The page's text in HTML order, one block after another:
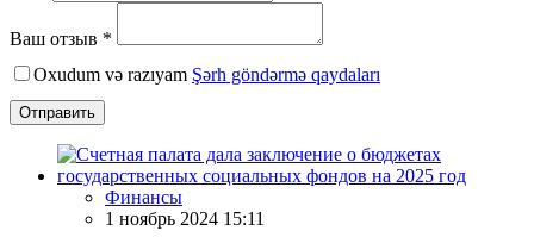
Ваш отзыв *
Oxudum və razıyam Şərh göndərmə qaydaları
Отправить
Финансы
1 ноябрь 2024 15:11